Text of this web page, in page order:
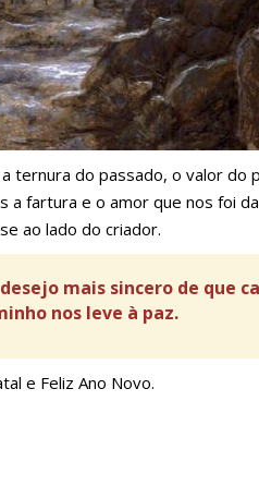
ternura do passado, o valor do
a fartura e o amor que nos foi
ao lado do criador.
desejo mais sincero de que
nos leve à paz.
e Feliz Ano Novo.